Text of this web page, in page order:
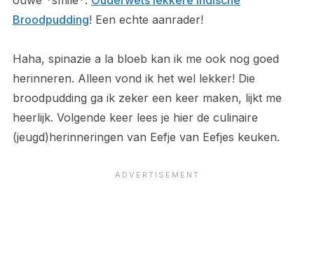
Broodpudding! Een echte aanrader!
Haha, spinazie a la bloeb kan ik me ook nog goed
herinneren. Alleen vond ik het wel lekker! Die
broodpudding ga ik zeker een keer maken, lijkt me
heerlijk. Volgende keer lees je hier de culinaire
(jeugd)herinneringen van Eefje van Eefjes keuken.